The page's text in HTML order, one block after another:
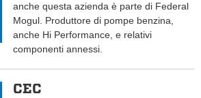
anche questa azienda è parte di Federal
Mogul. Produttore di pompe benzina,
anche Hi Performance, e relativi
componenti annessi.
CEC